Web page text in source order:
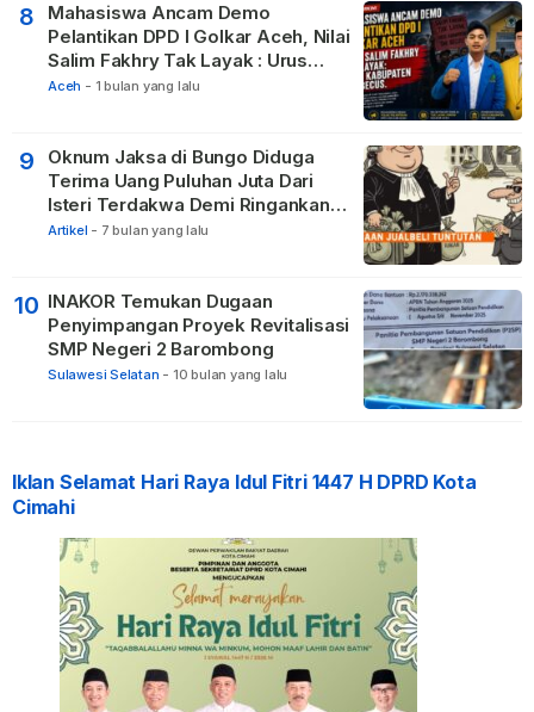
8
Mahasiswa Ancam Demo
Pelantikan DPD I Golkar Aceh, Nilai
Salim Fakhry Tak Layak : Urus
Kabupaten Tak Becus.
Aceh - 1 bulan yang lalu
9
Oknum Jaksa di Bungo Diduga
Terima Uang Puluhan Juta Dari
Isteri Terdakwa Demi Ringankan
Hukuman
Artikel - 7 bulan yang lalu
10 INAKOR Temukan Dugaan
Penyimpangan Proyek Revitalisasi
SMP Negeri 2 Barombong
Sulawesi Selatan - 10 bulan yang lalu
Iklan Selamat Hari Raya Idul Fitri 1447 H DPRD Kota
Cimahi